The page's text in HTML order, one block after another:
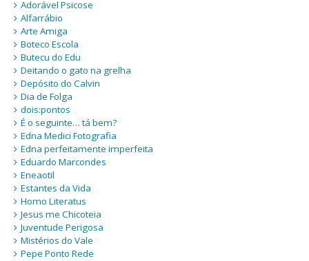
Adorável Psicose
Alfarrábio
Arte Amiga
Boteco Escola
Butecu do Edu
Deitando o gato na grelha
Depósito do Calvin
Dia de Folga
dois:pontos
É o seguinte… tá bem?
Edna Medici Fotografia
Edna perfeitamente imperfeita
Eduardo Marcondes
Eneaotil
Estantes da Vida
Homo Literatus
Jesus me Chicoteia
Juventude Perigosa
Mistérios do Vale
Pepe Ponto Rede